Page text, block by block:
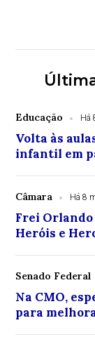
Educação Há
Volta às
infantil em
Câmara Há 8
Frei
Heróis e
Senado Federal
Na CMO,
para